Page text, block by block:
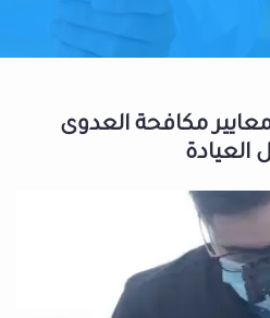
مكافحة العدوى
العيادة